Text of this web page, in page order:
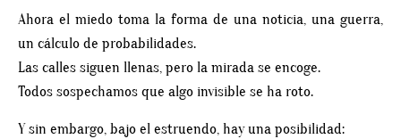
Ahora el miedo toma la forma de una noticia, una guerra,
un cálculo de probabilidades.
Las calles siguen llenas, pero la mirada se encoge.
Todos sospechamos que algo invisible se ha roto.
Y sin embargo, bajo el estruendo, hay una posibilidad: